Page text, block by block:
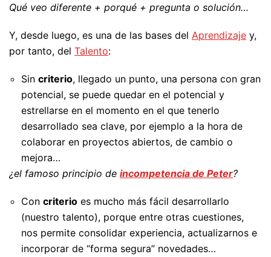
Qué veo diferente + porqué + pregunta o solución…
Y, desde luego, es una de las bases del Aprendizaje y,
por tanto, del Talento:
Sin criterio, llegado un punto, una persona con gran
potencial, se puede quedar en el potencial y
estrellarse en el momento en el que tenerlo
desarrollado sea clave, por ejemplo a la hora de
colaborar en proyectos abiertos, de cambio o
mejora…
¿el famoso principio de incompetencia de Peter?
Con criterio es mucho más fácil desarrollarlo
(nuestro talento), porque entre otras cuestiones,
nos permite consolidar experiencia, actualizarnos e
incorporar de “forma segura” novedades…